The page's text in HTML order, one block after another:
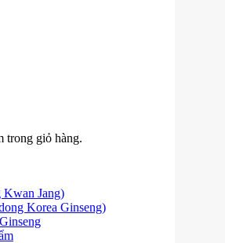
trong giỏ hàng.
Jang)
Korea Ginseng)